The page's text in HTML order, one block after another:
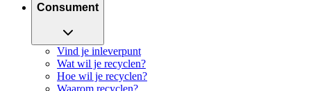
Consument
Vind je inleverpunt
Wat wil je recyclen?
Hoe wil je recyclen?